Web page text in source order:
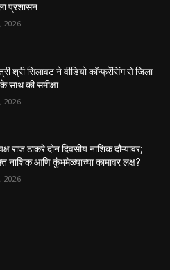
प्रशासन
2026
श्री सिलावट ने वीडियो कॉन्फ्रेंसिंग से जिला
साथ की समीक्षा
2026
राज ठाकरे दोन दिवसीय नाशिक दौऱ्यावर;
आणि कुंभमेळ्याच्या कामावर लक्ष?
2026